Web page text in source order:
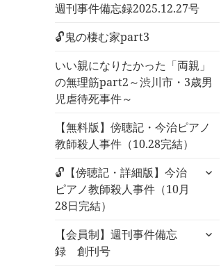
週刊事件備忘録2025.12.27号
🔓鬼の棲む家part3
いい親になりたかった「両親」
の無理筋part2～渋川市・3歳男
児虐待死事件～
【無料版】傍聴記・今治ピアノ
教師殺人事件（10.28完結）
🔓【傍聴記・詳細版】今治
ピアノ教師殺人事件（10月
28日完結）
サ
ュ
【会員制】週刊事件備忘
録 創刊号
サ